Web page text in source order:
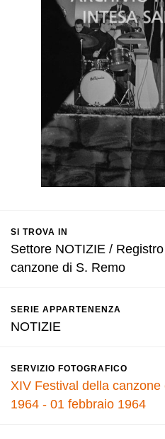
SI TROVA IN
Settore NOTIZIE /
canzone di S. Remo
SERIE APPARTENENZA
NOTIZIE
SERVIZIO FOTOGRAFICO
XIV Festival della
1964 - 01 febbraio 1964